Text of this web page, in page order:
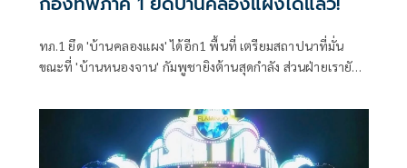
ทภ.1 ยึด 'บ้านคลองแผง' ได้อีก1 พื้นที่ เตรียมสถาปนาที่มั่น
ขณะที่ 'บ้านหนองจาน' กัมพูชายิงต้านสุดกำลัง ส่วนฝ่ายเรายัง